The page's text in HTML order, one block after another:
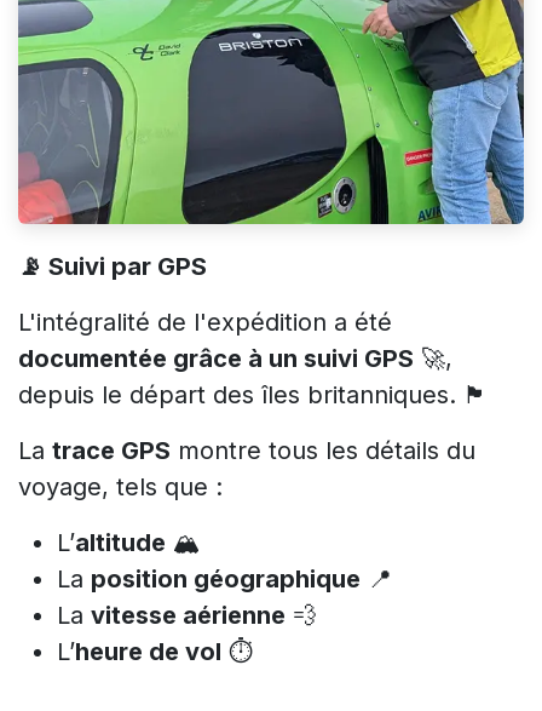
📡 Suivi par GPS
L'intégralité de l'expédition a été
documentée grâce à un suivi GPS 🚀,
depuis le départ des îles britanniques. 🏴
La trace GPS montre tous les détails du
voyage, tels que :
L’altitude 🏔️
La position géographique 📍
La vitesse aérienne 💨
L’heure de vol ⏱️